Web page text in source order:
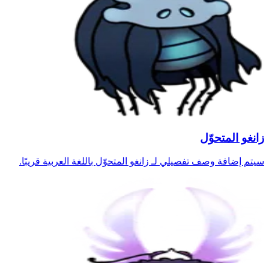
زانغو المتحوّل
سيتم إضافة وصف تفصيلي لـ زانغو المتحوّل باللغة العربية قريبًا.